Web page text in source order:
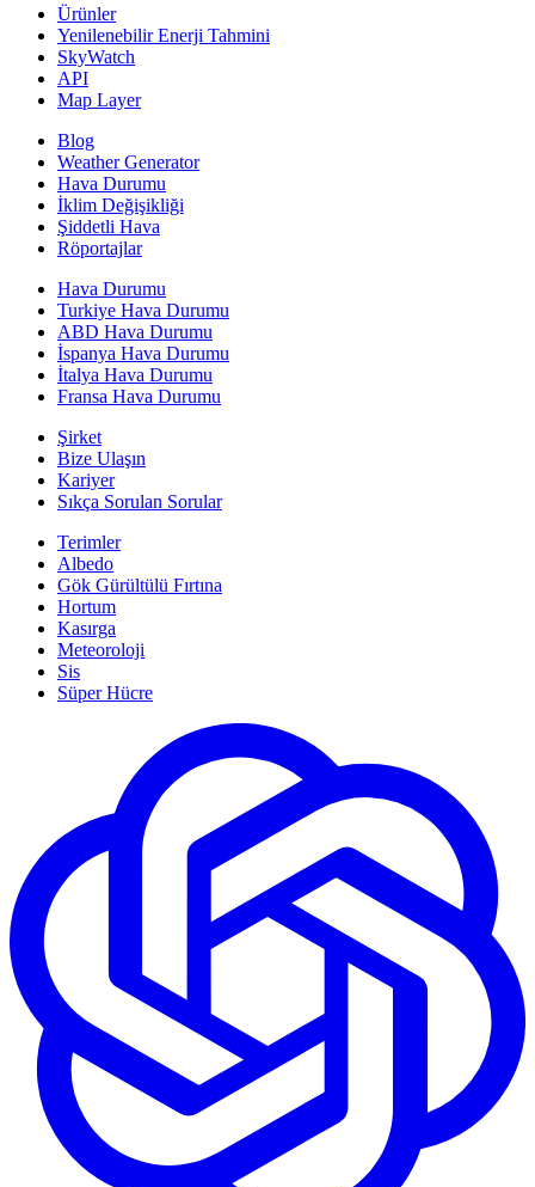
Ürünler
Yenilenebilir Enerji Tahmini
SkyWatch
API
Map Layer
Blog
Weather Generator
Hava Durumu
İklim Değişikliği
Şiddetli Hava
Röportajlar
Hava Durumu
Turkiye Hava Durumu
ABD Hava Durumu
İspanya Hava Durumu
İtalya Hava Durumu
Fransa Hava Durumu
Şirket
Bize Ulaşın
Kariyer
Sıkça Sorulan Sorular
Terimler
Albedo
Gök Gürültülü Fırtına
Hortum
Kasırga
Meteoroloji
Sis
Süper Hücre